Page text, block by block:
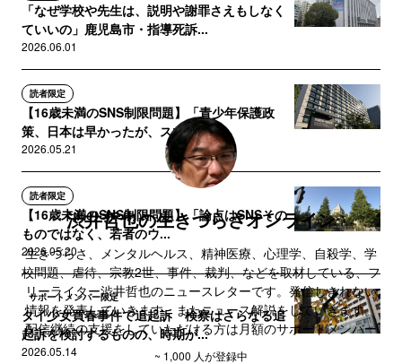
「なぜ学校や先生は、説明や謝罪さえもしなく
ていいの」鹿児島市・指導死訴...
2026.06.01
読者限定
【16歳未満のSNS制限問題】「青少年保護政
策、日本は早かったが、スマ...
2026.05.21
読者限定
【16歳未満のSNS制限問題】「論点はSNSその
ものではなく、若者のウ...
2026.05.20
サポートメンバー限定
タイ少女買春事件で追起訴 検察はさらなる追
起訴を検討するものの、時期が...
2026.05.14
渋井哲也の生きづらさオンライン
生きづらさ、メンタルヘルス、精神医療、心理学、自殺学、学
校問題、虐待、宗教2世、事件、裁判、などを取材している、フ
リーライター渋井哲也のニュースレターです。発信しきれない
情報を発表していきます。またニュース解説をしていきます。
配信継続の支援をしていただける方は月額のサポートメンバー
をご検討ください。
~ 1,000 人が登録中